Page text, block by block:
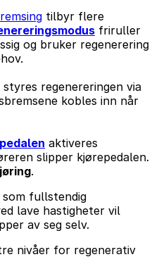
tilbyr flere
friruller
og bruker regenerering
styres regenereringen via
kobles inn når
aktiveres
slipper kjørepedalen.
.
som fullstendig
lave hastigheter vil
av seg selv.
nivåer for regenerativ